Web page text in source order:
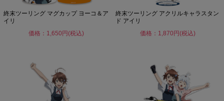
終末ツーリング マグカップ ヨーコ＆ア
イリ
価格：1,650円(税込)
終末ツーリング アクリルキャラスタン
ド アイリ
価格：1,870円(税込)